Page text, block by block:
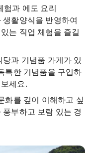
험과 에도 요리
활양식을 반영하여
는 직업 체험을 즐길
과 기념품 가게가 있
특한 기념품을 구입하
세요.
화를 깊이 이해하고 싶
부하고 보람 있는 경